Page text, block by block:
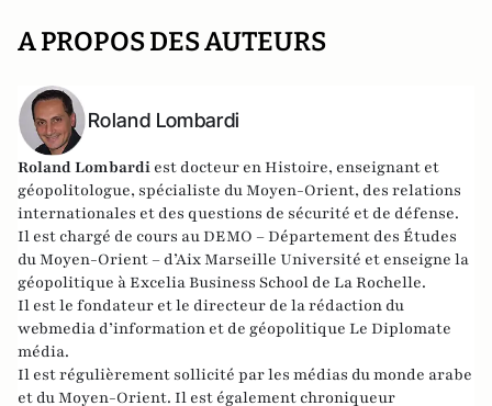
A PROPOS DES AUTEURS
Roland Lombardi
Roland Lombardi est docteur en Histoire, enseignant et
géopolitologue, spécialiste du Moyen-Orient, des relations
internationales et des questions de sécurité et de défense.
Il est chargé de cours au DEMO – Département des Études
du Moyen-Orient – d’Aix Marseille Université et enseigne la
géopolitique à Excelia Business School de La Rochelle.
Il est le fondateur et le directeur de la rédaction du
webmedia d’information et de géopolitique Le Diplomate
média.
Il est régulièrement sollicité par les médias du monde arabe
et du Moyen-Orient. Il est également chroniqueur